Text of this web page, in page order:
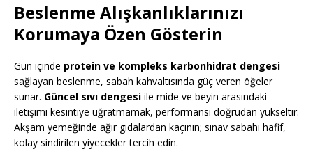
Beslenme Alışkanlıklarınızı
Korumaya Özen Gösterin
Gün içinde protein ve kompleks karbonhidrat dengesi
sağlayan beslenme, sabah kahvaltısında güç veren öğeler
sunar. Güncel sıvı dengesi ile mide ve beyin arasındaki
iletişimi kesintiye uğratmamak, performansı doğrudan yükseltir.
Akşam yemeğinde ağır gıdalardan kaçının; sınav sabahı hafif,
kolay sindirilen yiyecekler tercih edin.